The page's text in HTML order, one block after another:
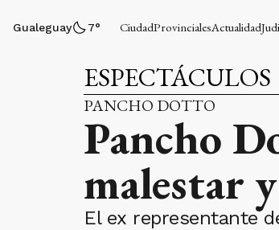
Gualeguay 7° CiudadProvincialesActualidad
ESPECTÁCULOS
PANCHO DOTTO
Pancho
malestar
El ex representante